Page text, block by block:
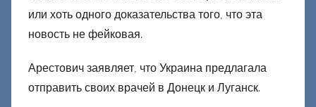
м
ш
и
или хоть одного доказательства того, что эта
новость не фейковая.
Арестович заявляет, что Украина предлагала
отправить своих врачей в Донецк и Луганск.